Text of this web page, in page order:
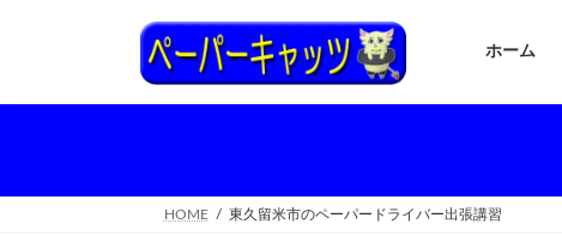
ホーム
HOME 東久留米市のペーパードライバー出張講習